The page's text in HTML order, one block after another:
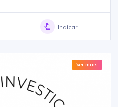
Indicar
Ver mais